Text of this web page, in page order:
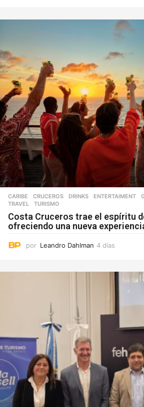
a
s
CARIBE ,CRUCEROS ,DRINKS ,ENTERTAIMENT ,
TRAVEL
,TURISMO
Costa Cruceros trae el espíritu
ofreciendo una nueva
por Leandro Dahlman 4 días
a